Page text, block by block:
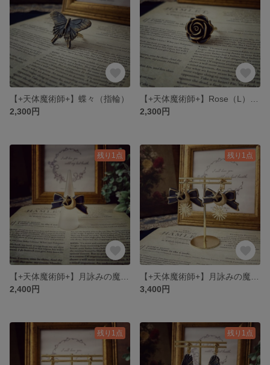
【+天体魔術師+】蝶々（指輪）
2,300円
2,300円
残り1点
2,400円
残り1点
3,400円
残り1点 残り1点